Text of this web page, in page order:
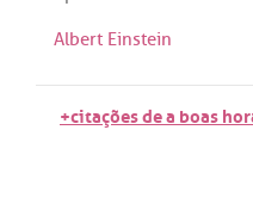
Albert Einstein
+citações de a boas